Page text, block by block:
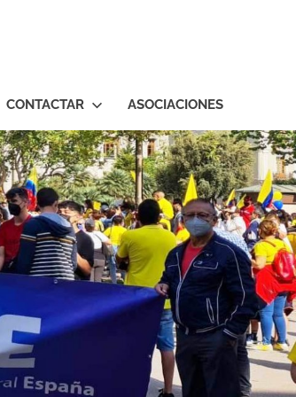
CONTACTAR ASOCIACIONES